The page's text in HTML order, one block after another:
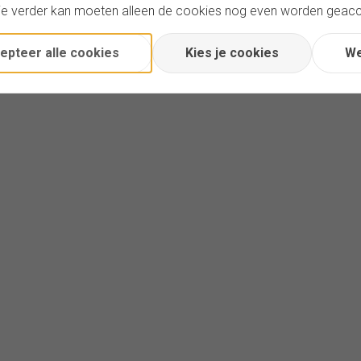
verder kan moeten alleen de cookies nog even worden
alle cookies Kies je cookies